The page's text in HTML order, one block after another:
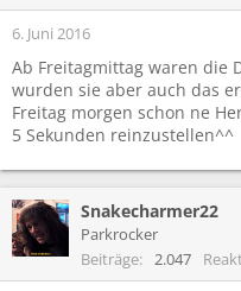
6. Juni 2016
Ab Freitagmittag waren die
wurden sie aber auch das
Freitag morgen schon ne
5 Sekunden reinzustellen^^
Snakecharmer22
Parkrocker
Beiträge
2.047